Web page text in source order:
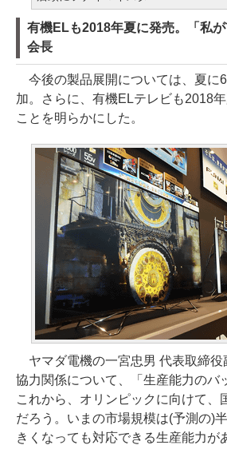
有機ELも2018年夏に発売。「私
会長
今後の製品展開については、夏に
加。さらに、有機ELテレビも2018
ことを明らかにした。
ヤマダ電機の一宮忠男 代表取締役
協力関係について、「生産能力のバ
これから、オリンピックに向けて、
だろう。いまの市場規模は(予測の)
きくなっても対応できる生産能力が